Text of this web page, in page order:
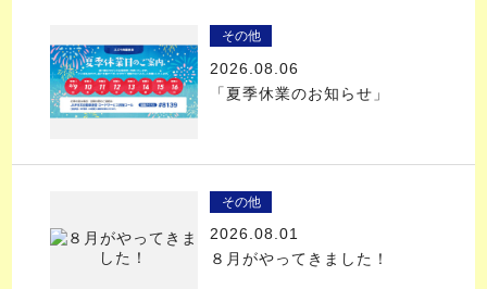
その他
2026.08.06
「夏季休業のお知らせ」
その他
2026.08.01
８月がやってきました！